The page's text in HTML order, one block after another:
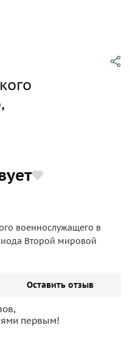
военнослужащего в
Второй мировой
Оставить отзыв
первым!